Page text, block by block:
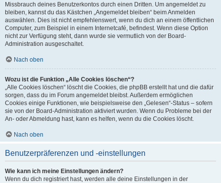
Missbrauch deines Benutzerkontos durch einen Dritten. Um angemeldet zu
bleiben, kannst du das Kästchen „Angemeldet bleiben“ beim Anmelden
auswählen. Dies ist nicht empfehlenswert, wenn du dich an einem öffentlichen
Computer, zum Beispiel in einem Internetcafé, befindest. Wenn diese Option
nicht zur Verfügung steht, dann wurde sie vermutlich von der Board-
Administration ausgeschaltet.
Nach oben
Wozu ist die Funktion „Alle Cookies löschen“?
„Alle Cookies löschen“ löscht die Cookies, die phpBB erstellt hat und die dafür
sorgen, dass du im Forum angemeldet bleibst. Außerdem ermöglichen
Cookies einige Funktionen, wie beispielsweise den „Gelesen“-Status – sofern
sie von der Board-Administration aktiviert wurden. Wenn du Probleme bei der
An- oder Abmeldung hast, kann es helfen, wenn du die Cookies löscht.
Nach oben
Benutzerpräferenzen und -einstellungen
Wie kann ich meine Einstellungen ändern?
Wenn du dich registriert hast, werden alle deine Einstellungen in der